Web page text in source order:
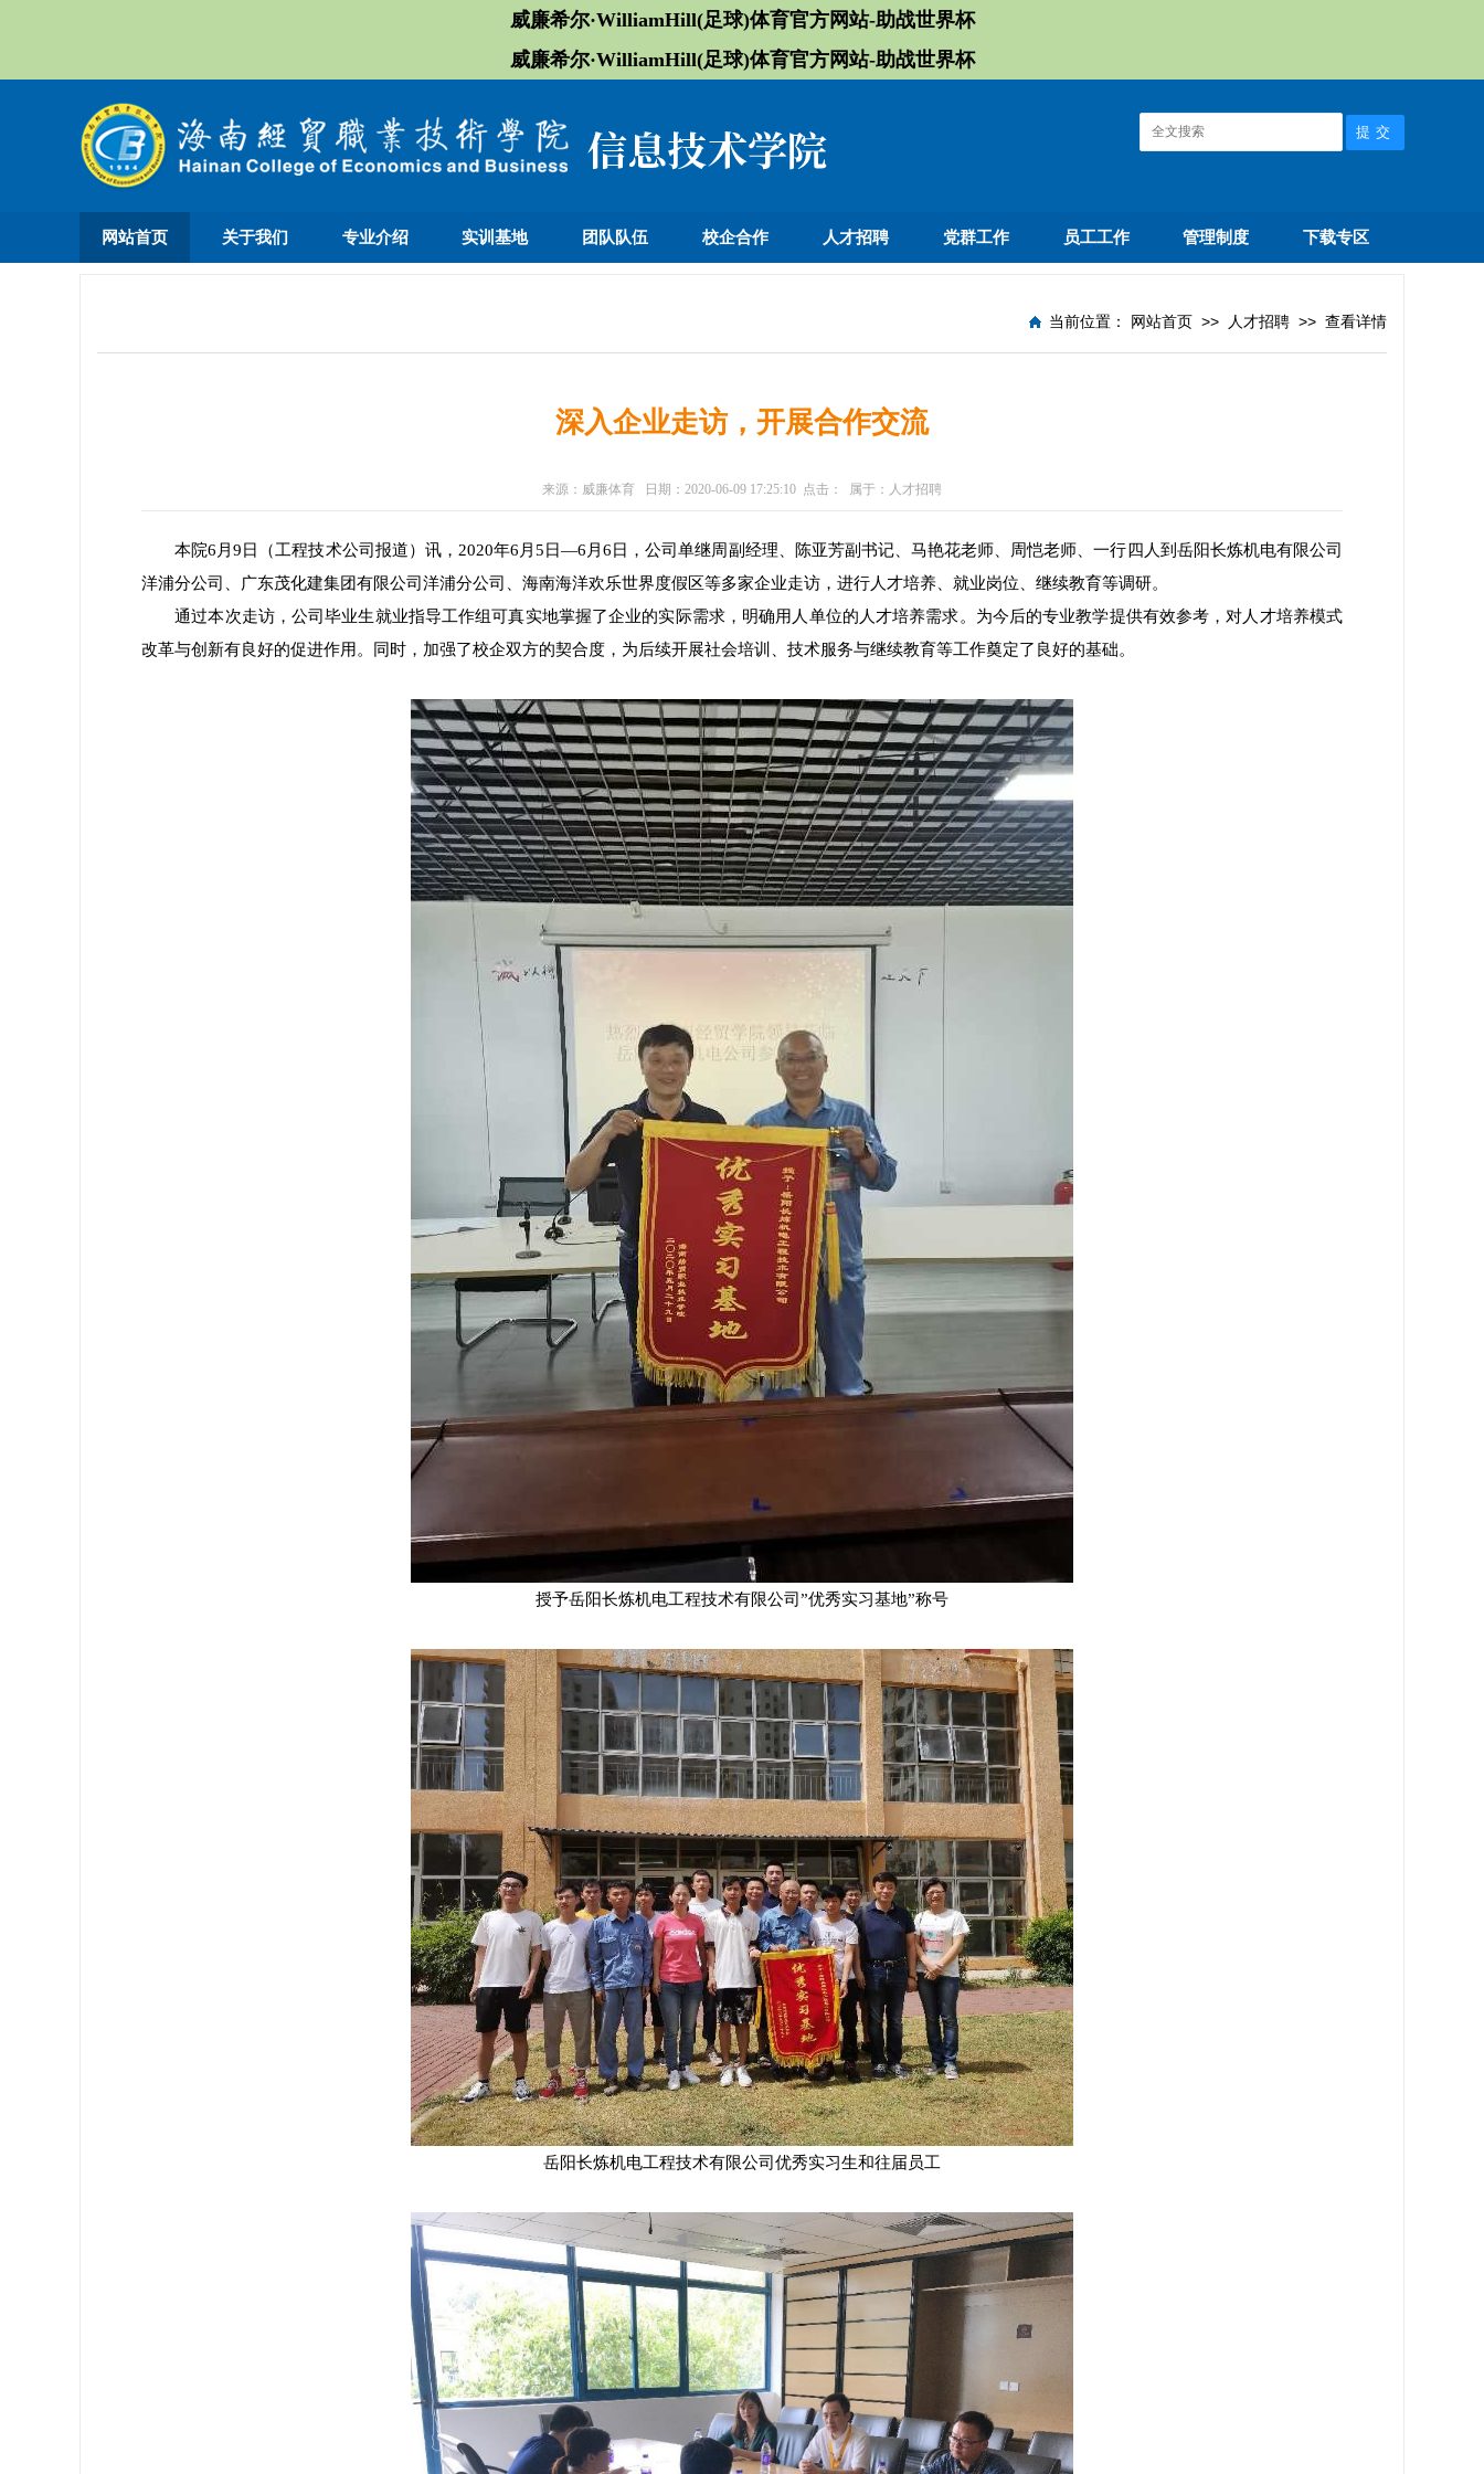
威廉希尔·WilliamHill(足球)体育官方网站-助战世界杯
威廉希尔·WilliamHill(足球)体育官方网站-助战世界杯
网站首页 关于我们 专业介绍 实训基地 团队队伍 校企合作 人才招聘 党群工作 员工工作 管理制度 下载专区
当前位置： 网站首页 >> 人才招聘 >> 查看详情
深入企业走访，开展合作交流
来源： 威廉体育 日期： 2020-06-09 17:25:10 点击： 属于： 人才招聘
本院6月9日（工程技术公司报道）讯，2020年6月5日—6月6日，公司单继周副经理、陈亚芳副书记、马艳花老师、周恺老师、一行四人到岳阳长炼机电有限公司
洋浦分公司、广东茂化建集团有限公司洋浦分公司、海南海洋欢乐世界度假区等多家企业走访，进行人才培养、就业岗位、继续教育等调研。
通过本次走访，公司毕业生就业指导工作组可真实地掌握了企业的实际需求，明确用人单位的人才培养需求。为今后的专业教学提供有效参考，对人才培养模式
改革与创新有良好的促进作用。同时，加强了校企双方的契合度，为后续开展社会培训、技术服务与继续教育等工作奠定了良好的基础。
授予岳阳长炼机电工程技术有限公司”优秀实习基地”称号
岳阳长炼机电工程技术有限公司优秀实习生和往届员工